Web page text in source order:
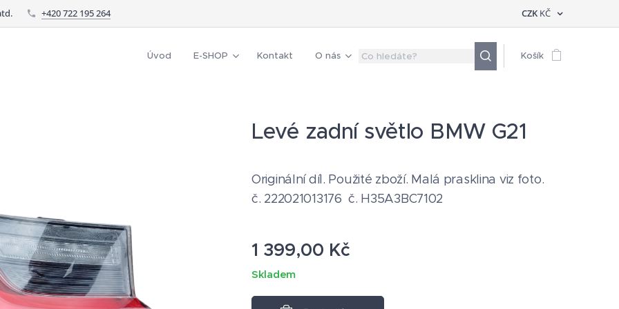
+420 722 195 264 CZK KČ
Úvod E-SHOP Kontakt O nás Košík
Levé zadní světlo BMW G21
Originální díl. Použité zboží. Malá prasklina viz foto.
č. 222021013176 č. H35A3BC7102
1 399,00 Kč
Skladem